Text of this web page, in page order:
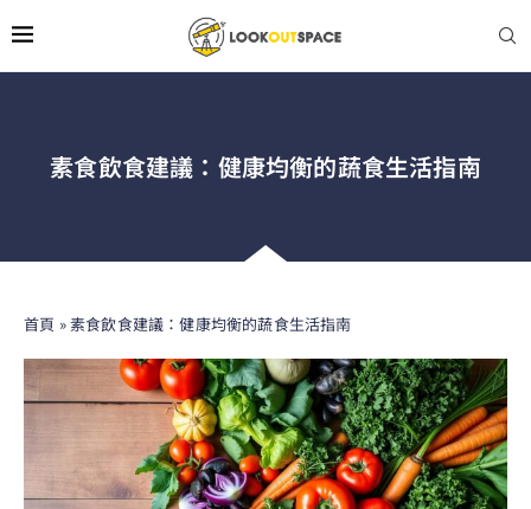
素食飲食建議：健康均衡的蔬食生活指南
首頁 »素食飲食建議：健康均衡的蔬食生活指南